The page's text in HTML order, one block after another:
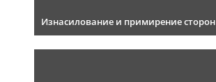
Изнасилование и примирение сторон